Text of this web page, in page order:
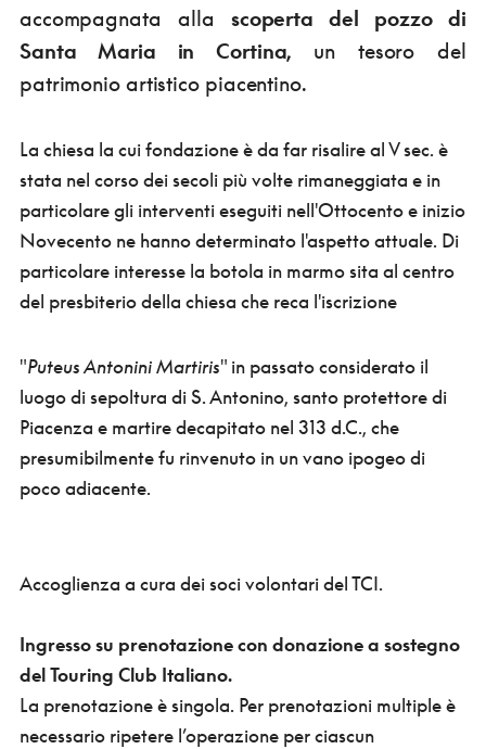
accompagnata alla scoperta del pozzo di
Santa Maria in Cortina,
un tesoro del
patrimonio artistico piacentino.
La chiesa la cui fondazione è da far risalire al V sec. è
stata nel corso dei secoli più volte rimaneggiata e in
particolare gli interventi eseguiti nell'Ottocento e inizio
Novecento ne hanno determinato l'aspetto attuale. Di
particolare interesse la botola in marmo sita al centro
del presbiterio della chiesa che reca l'iscrizione
"Puteus Antonini Martiris" in passato considerato il
luogo di sepoltura di S. Antonino, santo protettore di
Piacenza e martire decapitato nel 313 d.C., che
presumibilmente fu rinvenuto in un vano ipogeo di
poco adiacente.
Accoglienza a cura dei soci volontari del TCI.
Ingresso su prenotazione con donazione a sostegno
del Touring Club Italiano.
La prenotazione è singola. Per prenotazioni multiple è
necessario ripetere l’operazione per ciascun